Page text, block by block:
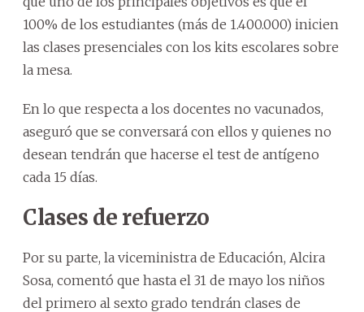
100% de los estudiantes (más de 1.400.000) inicien
las clases presenciales con los kits escolares sobre
la mesa.
En lo que respecta a los docentes no vacunados,
aseguró que se conversará con ellos y quienes no
desean tendrán que hacerse el test de antígeno
cada 15 días.
Clases de refuerzo
Por su parte, la viceministra de Educación, Alcira
Sosa, comentó que hasta el 31 de mayo los niños
del primero al sexto grado tendrán clases de